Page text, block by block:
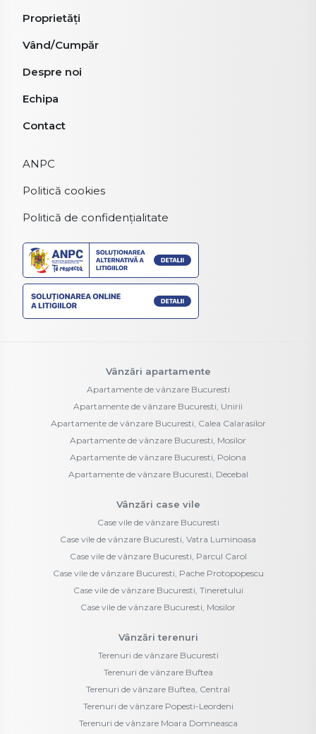
Proprietăți
Vând/Cumpăr
Despre noi
Echipa
Contact
ANPC
Politică cookies
Politică de confidențialitate
Vânzări apartamente
Apartamente de vânzare Bucuresti
Apartamente de vânzare Bucuresti, Unirii
Apartamente de vânzare Bucuresti, Calea Calarasilor
Apartamente de vânzare Bucuresti, Mosilor
Apartamente de vânzare Bucuresti, Polona
Apartamente de vânzare Bucuresti, Decebal
Vânzări case vile
Case vile de vânzare Bucuresti
Case vile de vânzare Bucuresti, Vatra Luminoasa
Case vile de vânzare Bucuresti, Parcul Carol
Case vile de vânzare Bucuresti, Pache Protopopescu
Case vile de vânzare Bucuresti, Tineretului
Case vile de vânzare Bucuresti, Mosilor
Vânzări terenuri
Terenuri de vânzare Bucuresti
Terenuri de vânzare Buftea
Terenuri de vânzare Buftea, Central
Terenuri de vânzare Popesti-Leordeni
Terenuri de vânzare Moara Domneasca